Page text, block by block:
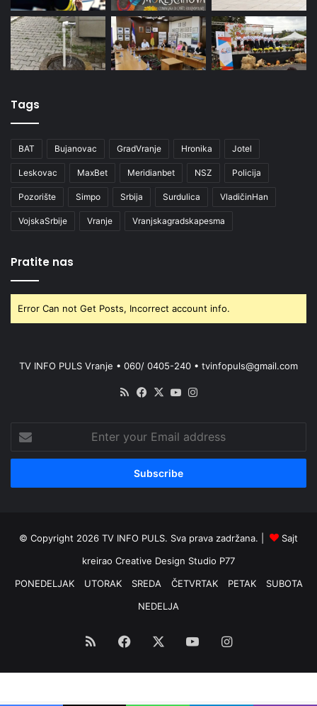
Tags
BAT Bujanovac GradVranje Hronika Jotel
Leskovac MaxBet Meridianbet NSZ Policija
Pozorište Simpo Srbija Surdulica VladičinHan
VojskaSrbije Vranje Vranjskagradskapesma
Pratite nas
Error Can not Get Posts, Incorrect account info.
TV INFO PULS Vranje • 060/ 0405-240 • tvinfopuls@gmail.com
RSS Facebook
X YouTube
your
Email
© Copyright 2026 TV INFO PULS. Sva prava zadržana. |
Sajt
kreirao Creative Design Studio P77
PONEDELJAK
UTORAK SREDA ČETVRTAK PETAK
SUBOTA
NEDELJA
RSS Facebook YouTubeInstagram